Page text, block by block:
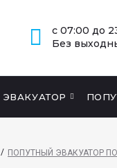
с 07:00 до
Без
ЭВАКУАТОР
/ ПОПУТНЫЙ ЭВАКУАТОР